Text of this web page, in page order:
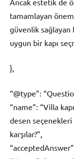
Ancak estetik de
tamamlayan
güvenlik sağlayan
uygun bir kapı
},
“@type”:
“name”: “Villa
desen seçenekleri
karşılar?”,